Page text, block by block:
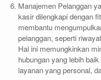
Manajemen Pelanggan
kasir dilengkapi dengan
membantu
pelanggan, seperti
Hal ini memungkinkan
hubungan yang lebih
layanan yang personal,